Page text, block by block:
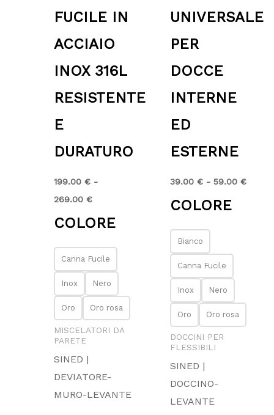
FUCILE IN
ACCIAIO
INOX 316L
RESISTENTE
E
DURATURO
199.00 € -
269.00 €
COLORE
Canna Fucile
Inox Nero
Oro Oro rosa
MISCELATORI DA
PARETE
SINED |
DEVIATORE-
MURO-LEVANTE
UNIVERSALE
PER
DOCCE
INTERNE
ED
ESTERNE
39.00 € - 59.00 €
COLORE
Bianco
Canna Fucile
Inox Nero
Oro Oro rosa
DOCCINI PER
FLESSIBILI
SINED |
DOCCINO-
LEVANTE